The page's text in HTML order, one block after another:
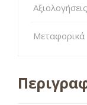
Μεταφορικά